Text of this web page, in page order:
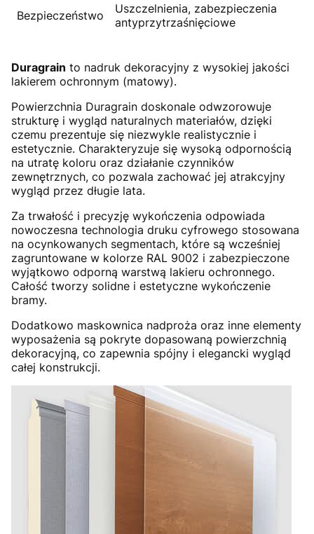
Bezpieczeństwo
Uszczelnienia, zabezpieczenia
antyprzytrzaśnięciowe
Duragrain to nadruk dekoracyjny z wysokiej jakości
lakierem ochronnym (matowy).
Powierzchnia Duragrain doskonale odwzorowuje
strukturę i wygląd naturalnych materiałów, dzięki
czemu prezentuje się niezwykle realistycznie i
estetycznie. Charakteryzuje się wysoką odpornością
na utratę koloru oraz działanie czynników
zewnętrznych, co pozwala zachować jej atrakcyjny
wygląd przez długie lata.
Za trwałość i precyzję wykończenia odpowiada
nowoczesna technologia druku cyfrowego stosowana
na ocynkowanych segmentach, które są wcześniej
zagruntowane w kolorze RAL 9002 i zabezpieczone
wyjątkowo odporną warstwą lakieru ochronnego.
Całość tworzy solidne i estetyczne wykończenie
bramy.
Dodatkowo maskownica nadproża oraz inne elementy
wyposażenia są pokryte dopasowaną powierzchnią
dekoracyjną, co zapewnia spójny i elegancki wygląd
całej konstrukcji.